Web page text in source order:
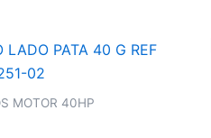
MOTOR 40HP